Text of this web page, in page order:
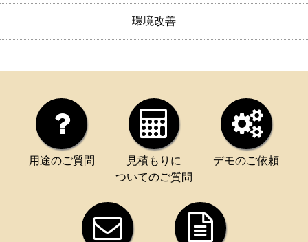
環境改善
用途のご質問
見積もりに
ついてのご質問
デモのご依頼